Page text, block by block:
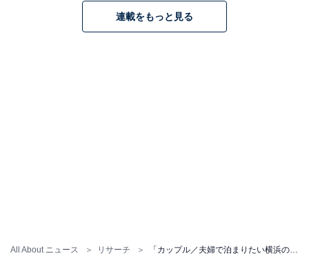
All About ニュース リサーチ
連載をもっと見る